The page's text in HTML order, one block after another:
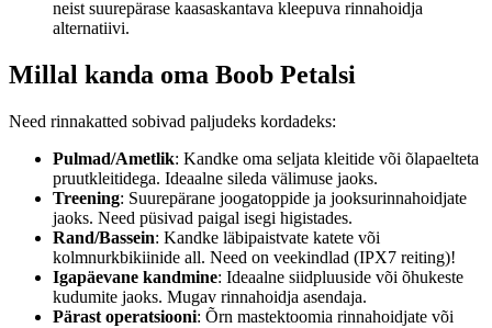
neist suurepärase kaasaskantava kleepuva rinnahoidja
alternatiivi.
Millal kanda oma Boob Petalsi
Need rinnakatted sobivad paljudeks kordadeks:
Pulmad/Ametlik: Kandke oma seljata kleitide või õlapaelteta
pruutkleitidega. Ideaalne sileda välimuse jaoks.
Treening: Suurepärane joogatoppide ja jooksurinnahoidjate
jaoks. Need püsivad paigal isegi higistades.
Rand/Bassein: Kandke läbipaistvate katete või
kolmnurkbikiinide all. Need on veekindlad (IPX7 reiting)!
Igapäevane kandmine: Ideaalne siidpluuside või õhukeste
kudumite jaoks. Mugav rinnahoidja asendaja.
Pärast operatsiooni: Õrn mastektoomia rinnahoidjate või